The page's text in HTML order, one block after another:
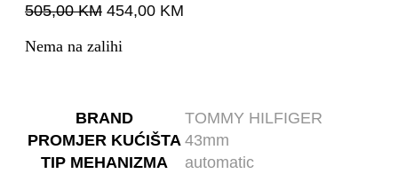
505,00KM 454,00 KM
Nema na zalihi
BRAND
TOMMY HILFIGER
PROMJER KUĆIŠTA 43mm
TIP MEHANIZMA
automatic